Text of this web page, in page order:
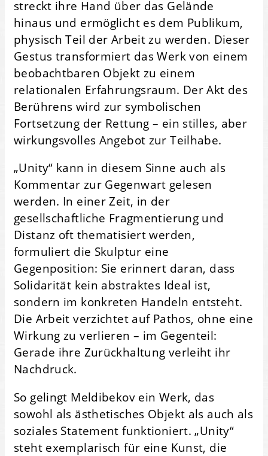
streckt ihre Hand über das Gelände
hinaus und ermöglicht es dem Publikum,
physisch Teil der Arbeit zu werden. Dieser
Gestus transformiert das Werk von einem
beobachtbaren Objekt zu einem
relationalen Erfahrungsraum. Der Akt des
Berührens wird zur symbolischen
Fortsetzung der Rettung – ein stilles, aber
wirkungsvolles Angebot zur Teilhabe.
„Unity“ kann in diesem Sinne auch als
Kommentar zur Gegenwart gelesen
werden. In einer Zeit, in der
gesellschaftliche Fragmentierung und
Distanz oft thematisiert werden,
formuliert die Skulptur eine
Gegenposition: Sie erinnert daran, dass
Solidarität kein abstraktes Ideal ist,
sondern im konkreten Handeln entsteht.
Die Arbeit verzichtet auf Pathos, ohne eine
Wirkung zu verlieren – im Gegenteil:
Gerade ihre Zurückhaltung verleiht ihr
Nachdruck.
So gelingt Meldibekov ein Werk, das
sowohl als ästhetisches Objekt als auch als
soziales Statement funktioniert. „Unity“
steht exemplarisch für eine Kunst, die